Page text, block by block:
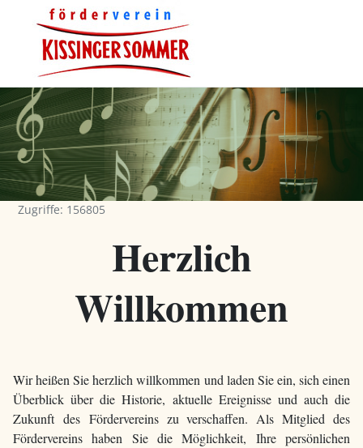
Zugriffe: 156805
Herzlich
Willkommen
Wir heißen Sie herzlich willkommen und laden Sie ein, sich einen
Überblick über die Historie, aktuelle Ereignisse und auch die
Zukunft des Fördervereins zu verschaffen. Als Mitglied des
Fördervereins haben Sie die Möglichkeit, Ihre persönlichen